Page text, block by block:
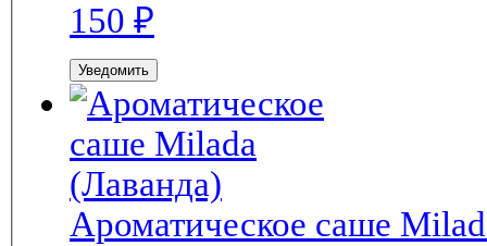
150 ₽
Уведомить
Ароматическое саше